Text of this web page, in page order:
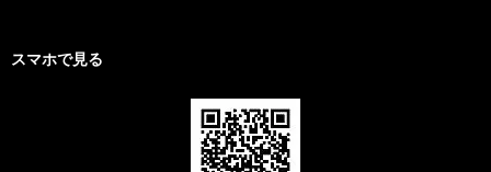
スマホで見る